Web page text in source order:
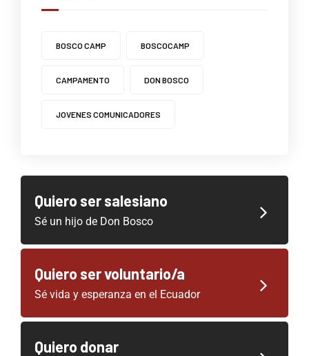
BOSCO CAMP BOSCOCAMP
CAMPAMENTO DON BOSCO
JOVENES COMUNICADORES
Quiero ser salesiano
Sé un hijo de Don Bosco
Quiero ser voluntario/a
Sé vida y esperanza en el Ecuador
Quiero donar